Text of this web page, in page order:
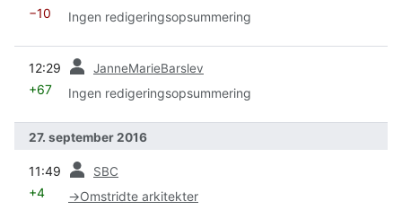
−10 Ingen redigeringsopsummering
12:29 JanneMarieBarslev
+67 Ingen redigeringsopsummering
27. september 2016
11:49 SBC
+4 →Omstridte arkitekter